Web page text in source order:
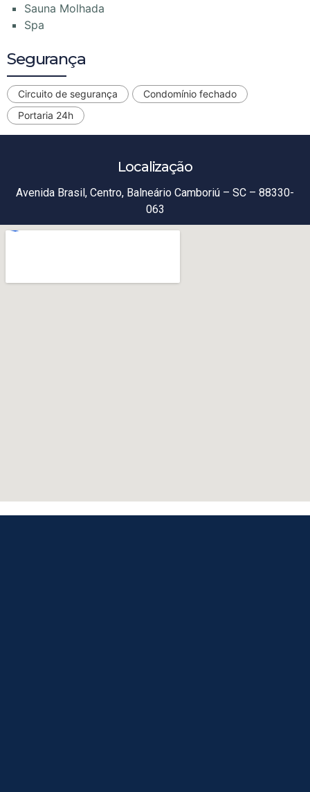
Sauna Molhada
Spa
Segurança
Circuito de segurança
Condomínio fechado
Portaria 24h
Localização
Avenida Brasil, Centro, Balneário Camboriú – SC – 88330-
063